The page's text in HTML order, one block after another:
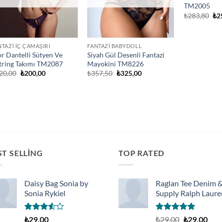
İÇ ÇAMAŞIRI
Dantelli Sütyen Ve
Takımı TM2087
Orijinal
₺200,00Şu
FANTAZI BABYDOLL
Siyah Gül Desenli Fantazi
Mayokini TM8226
₺357,50 Orijinal
₺325,00Şu
TM2005
₺283,80 ₺
SELLING
Daisy Bag Sonia by
Sonia Rykiel
5
₺29,00
TOP RATED
Raglan Tee Denim &
Supply Ralph
5 üzerinden
₺29,00 Orijinal
₺29,00Şu